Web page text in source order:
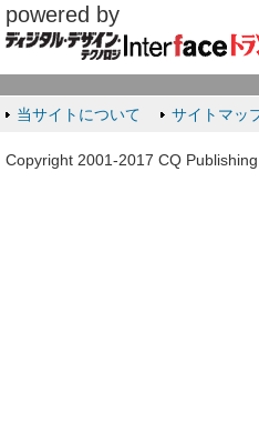
powered by
当サイトについて サイトマッ
Copyright 2001-2017 CQ